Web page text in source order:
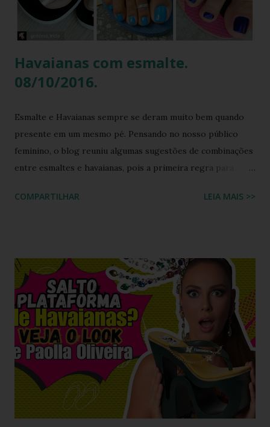
fashionista: a fusão impecável da lendária sola de borracha
Havaianas com tiras revestidas de tecido drapeado com
Havaianas com esmalte.
08/10/2016.
Esmalte e Havaianas sempre se deram muito bem quando
presente em um mesmo pé. Pensando no nosso público
feminino, o blog reuniu algumas sugestões de combinações
entre esmaltes e havaianas, pois a primeira regra para
BUSCA PERSONALIZADA NOS ACERVOS DO BLOG
COMPARTILHAR LEIA MAIS >>